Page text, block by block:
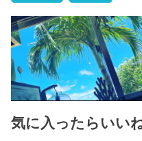
気に入ったらいい